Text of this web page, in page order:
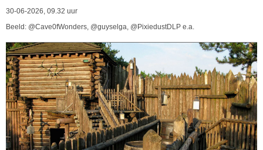
30-06-2026, 09.32 uur
Beeld: @Cave0fWonders, @guyselga, @PixiedustDLP e.a.